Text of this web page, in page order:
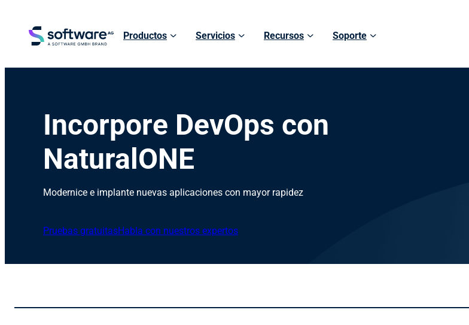
Productos Servicios Recursos Soporte
Incorpore DevOps con
NaturalONE
Modernice e implante nuevas aplicaciones con mayor rapidez
Pruebas gratuitasHabla con nuestros expertos